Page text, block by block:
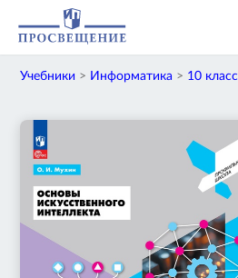
Учебники > Информатика > 10 класс